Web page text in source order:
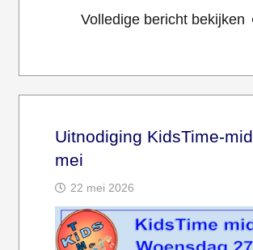
Volledige bericht bekijken
Uitnodiging KidsTime-
mei
22 mei 2026